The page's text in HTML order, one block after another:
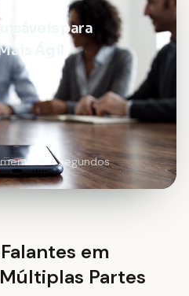
para
Ágil
em segundos
em
Partes